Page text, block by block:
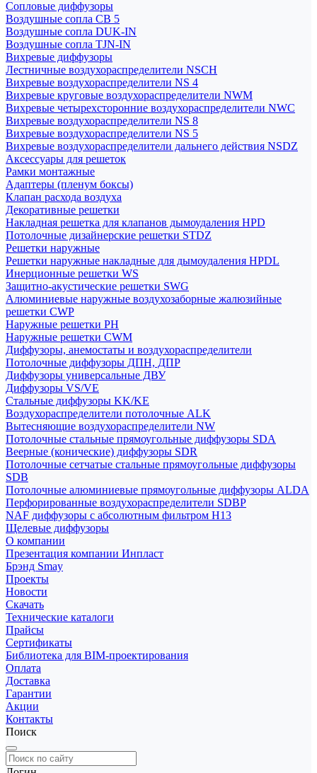
Сопловые диффузоры
Воздушные сопла СВ 5
Воздушные сопла DUK-IN
Воздушные сопла TJN-IN
Вихревые диффузоры
Лестничные воздухораспределители NSCH
Вихревые воздухораспределители NS 4
Вихревые круговые воздухораспределители NWM
Вихревые четырехсторонние воздухораспределители NWC
Вихревые воздухораспределители NS 8
Вихревые воздухораспределители NS 5
Вихревые воздухораспределители дальнего действия NSDZ
Аксессуары для решеток
Рамки монтажные
Адаптеры (пленум боксы)
Клапан расхода воздуха
Декоративные решетки
Накладная решетка для клапанов дымоудаления HPD
Потолочные дизайнерские решетки STDZ
Решетки наружные
Решетки наружные накладные для дымоудаления HPDL
Инерционные решетки WS
Защитно-акустические решетки SWG
Алюминиевые наружные воздухозаборные жалюзийные
решетки CWP
Наружные решетки РН
Наружные решетки CWM
Диффузоры, анемостаты и воздухораспределители
Потолочные диффузоры ДПН, ДПР
Диффузоры универсальные ДВУ
Диффузоры VS/VE
Стальные диффузоры KK/KE
Воздухораспределители потолочные ALK
Вытесняющие воздухораспределители NW
Потолочные стальные прямоугольные диффузоры SDA
Веерные (конические) диффузоры SDR
Потолочные сетчатые стальные прямоугольные диффузоры
SDB
Потолочные алюминиевые прямоугольные диффузоры ALDA
Перфорированные воздухораспределители SDBP
NAF диффузоры с абсолютным фильтром Н13
Щелевые диффузоры
О компании
Презентация компании Инпласт
Брэнд Smay
Проекты
Новости
Скачать
Технические каталоги
Прайсы
Сертификаты
Библиотека для BIM-проектирования
Оплата
Доставка
Гарантии
Акции
Контакты
Поиск